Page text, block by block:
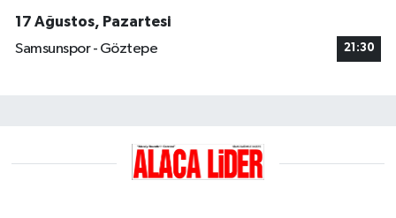
17 Ağustos, Pazartesi
Samsunspor - Göztepe
21:30